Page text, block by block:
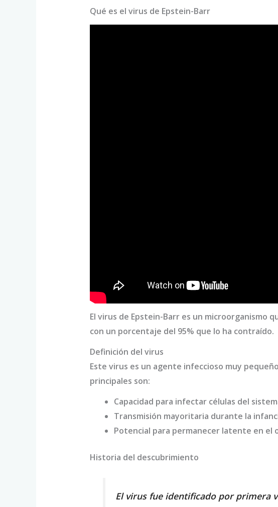
Qué es el virus de Epstein-Barr
El virus de Epstein-Barr es un microorganismo
con un porcentaje del 95% que lo ha contraído.
Definición del virus
Este virus es un agente infeccioso muy
principales son:
Capacidad para infectar células del
Transmisión mayoritaria durante la
Potencial para permanecer latente en el
Historia del descubrimiento
El virus fue identificado por primera